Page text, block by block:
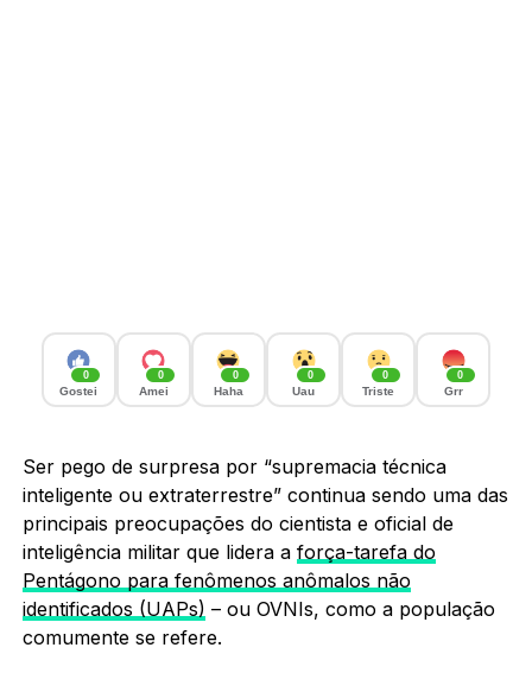
0
Gostei
0
Amei
0
Haha
0
Uau
0
Triste
0
Grr
Ser pego de surpresa por “supremacia técnica
inteligente ou extraterrestre” continua sendo uma das
principais preocupações do cientista e oficial de
inteligência militar que lidera a força-tarefa do
Pentágono para fenômenos anômalos não
identificados (UAPs) – ou OVNIs, como a população
comumente se refere.